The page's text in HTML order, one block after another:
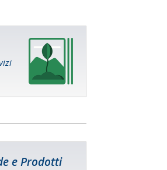
e Prodotti